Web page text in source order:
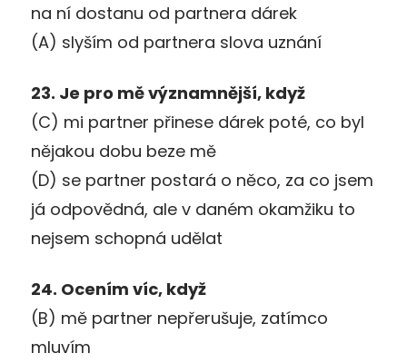
na ní dostanu od partnera dárek
(A) slyším od partnera slova uznání
23. Je pro mě významnější, když
(C) mi partner přinese dárek poté, co byl
nějakou dobu beze mě
(D) se partner postará o něco, za co jsem
já odpovědná, ale v daném okamžiku to
nejsem schopná udělat
24. Ocením víc, když
(B) mě partner nepřerušuje, zatímco
mluvím